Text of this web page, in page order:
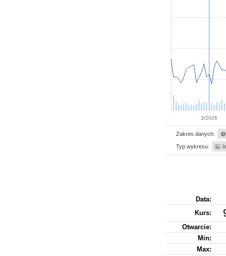
3/2026
Zakres danych:
Typ wykresu:
Data:
Kurs:
Otwarcie:
Min:
Max: